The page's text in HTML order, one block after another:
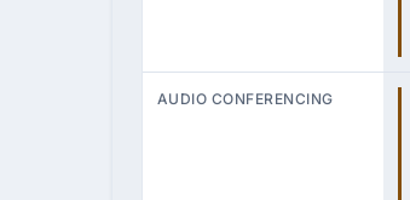
AUDIO CONFERENCING